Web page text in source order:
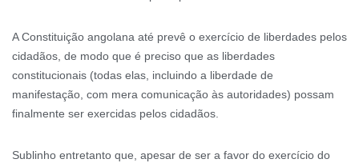
A Constituição angolana até prevê o exercício de liberdades pelos
cidadãos, de modo que é preciso que as liberdades
constitucionais (todas elas, incluindo a liberdade de
manifestação, com mera comunicação às autoridades) possam
finalmente ser exercidas pelos cidadãos.
Sublinho entretanto que, apesar de ser a favor do exercício do